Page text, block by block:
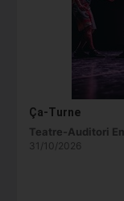
Ça-Turne
Teatre-Auditori
31/10/2026